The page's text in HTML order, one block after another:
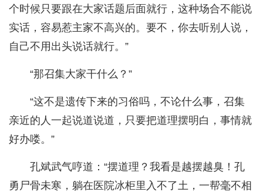
个时候只要跟在大家话题后面就行，这种场合不能说
实话，容易惹主家不高兴的。要不，你去听别人说，
自己不用出头说话就行。”
“那召集大家干什么？”
“这不是遗传下来的习俗吗，不论什么事，召集
亲近的人一起说道说道，只要把道理摆明白，事情就
好办喽。”
孔斌武气哼道：“摆道理？我看是越摆越臭！孔
勇尸骨未寒，躺在医院冰柜里入不了土，一帮毫不相